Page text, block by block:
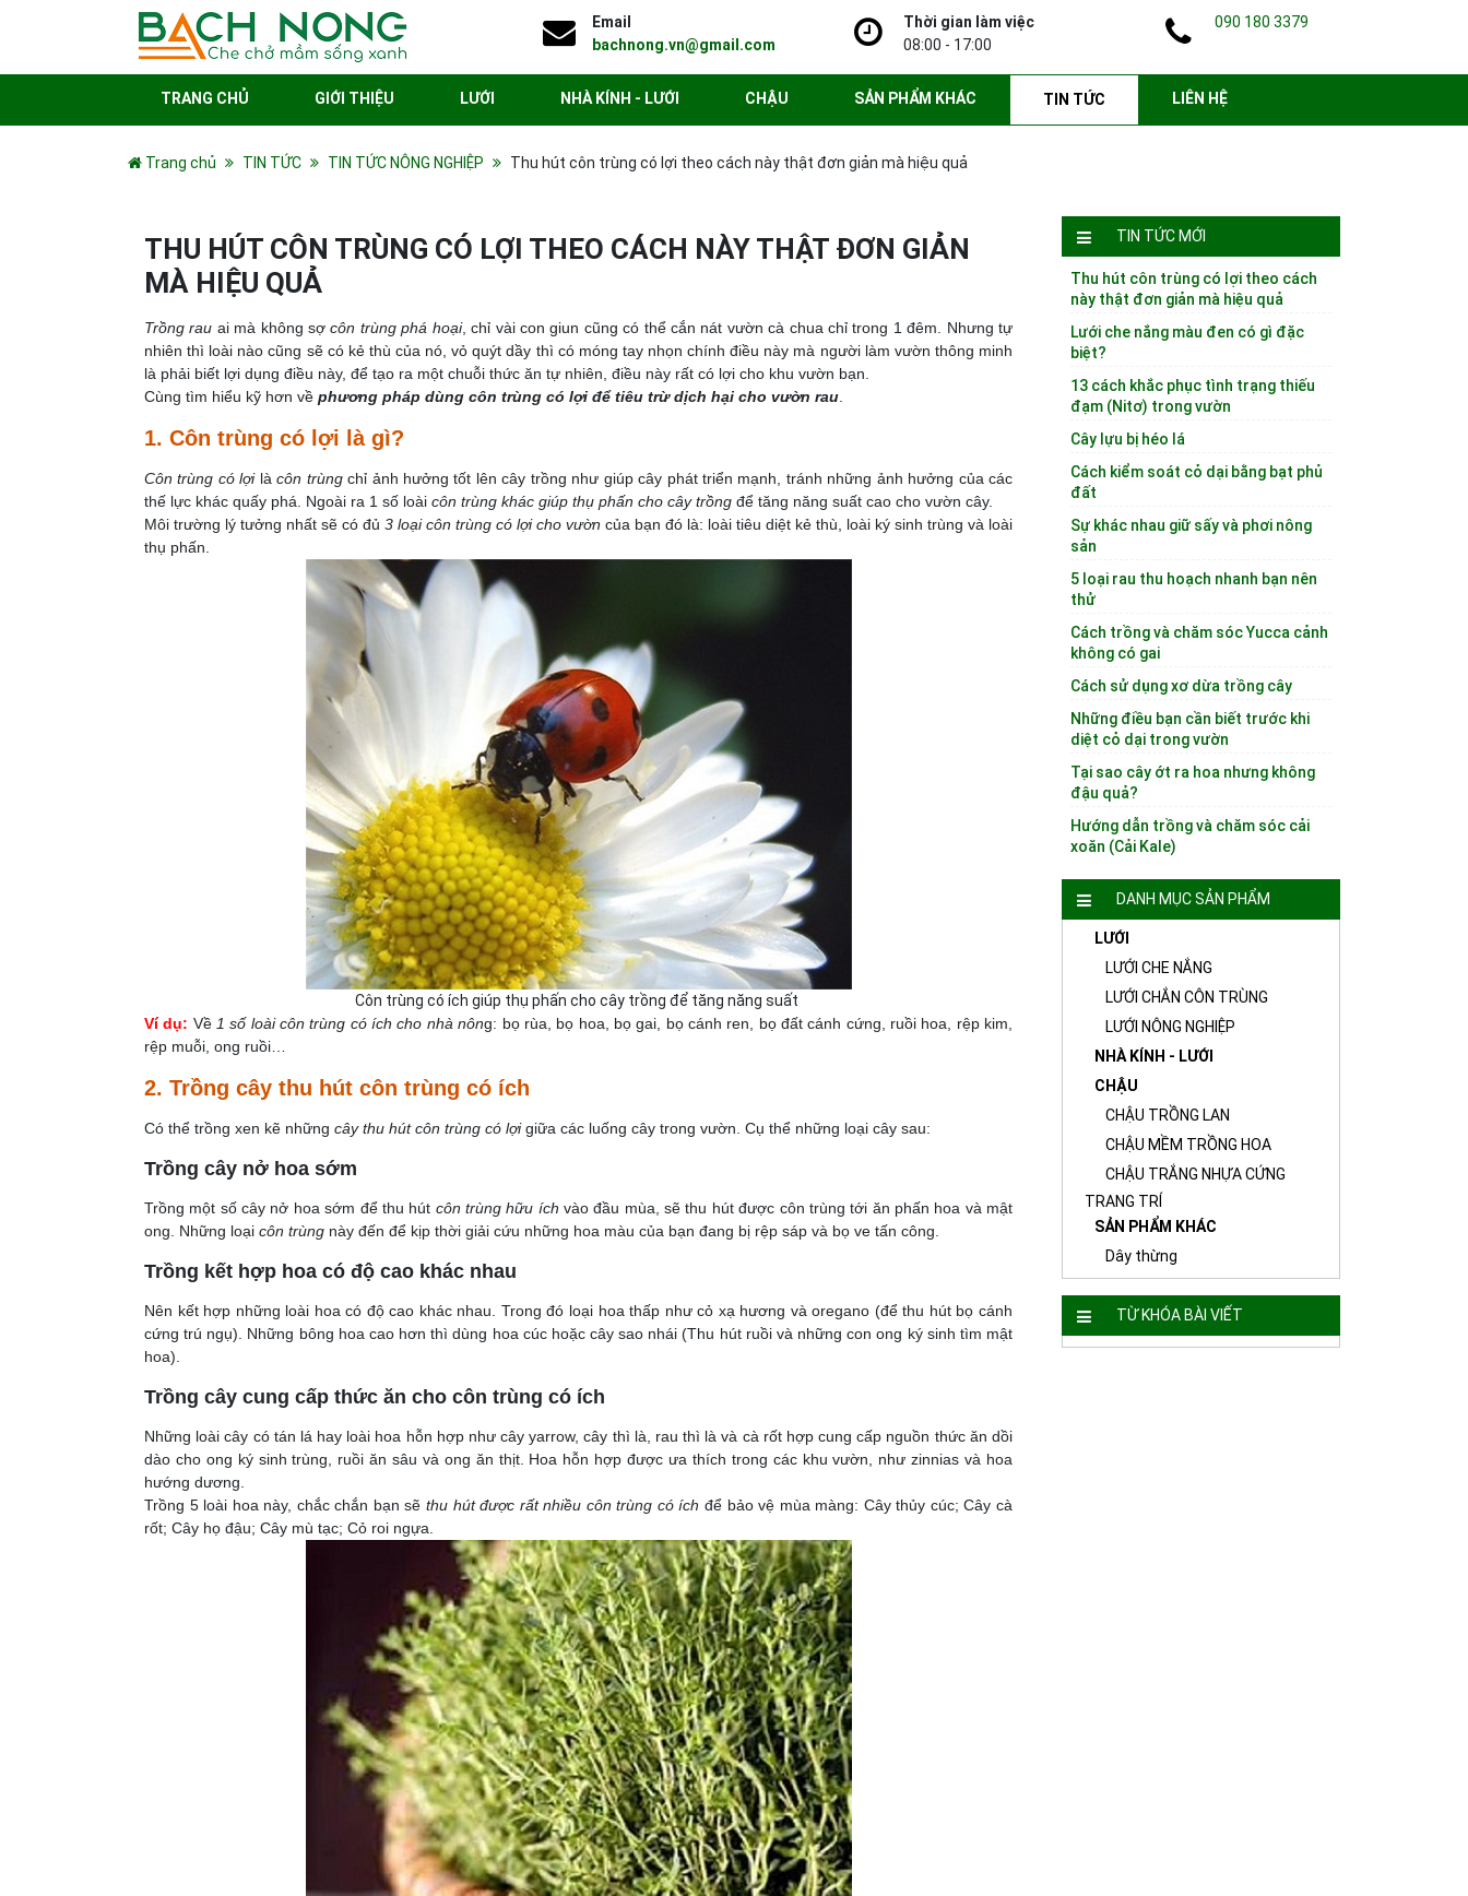
Email
bachnong.vn@gmail.com
Thời gian làm việc
08:00 - 17:00
090 180 3379
TRANG CHỦ GIỚI THIỆU LƯỚI NHÀ KÍNH - LƯỚI CHẬU SẢN PHẨM KHÁC TIN TỨC LIÊN HỆ
Trang chủ TIN TỨC TIN TỨC NÔNG NGHIỆP Thu hút côn trùng có lợi theo cách này thật đơn giản mà hiệu quả
THU HÚT CÔN TRÙNG CÓ LỢI THEO CÁCH NÀY THẬT ĐƠN GIẢN
MÀ HIỆU QUẢ
Trồng rau ai mà không sợcôn trùng phá hoại, chỉ vài con giun cũng có thể cắn nát vườn cà chua chỉ trong 1 đêm. Nhưng tự
nhiên thì loài nào cũng sẽ có kẻ thù của nó, vỏ quýt dầy thì có móng tay nhọn chính điều này mà người làm vườn thông minh
là phải biết lợi dụng điều này, để tạo ra một chuỗi thức ăn tự nhiên, điều này rất có lợi cho khu vườn bạn.
Cùng tìm hiểu kỹ hơn về phương pháp dùng côn trùng có lợi để tiêu trừ dịch hại cho vườn rau
1. Côn trùng có lợi là gì?
Côn trùng có lợilàcôn trùngchỉ ảnh hưởng tốt lên cây trồng như giúp cây phát triển mạnh, tránh những ảnh hưởng của các
thế lực khác quấy phá. Ngoài ra 1 số loài côn trùng khác giúp thụ phấn cho cây trồng để tăng năng suất cao cho vườn cây.
Môi trường lý tưởng nhất sẽ có đủ 3 loại côn trùng có lợi cho vườn của bạn đó là: loài tiêu diệt kẻ thù, loài ký sinh trùng và loài
thụ phấn.
Côn trùng có ích giúp thụ phấn cho cây trồng để tăng năng suất
Ví dụ: Về 1 số loài côn trùng có ích cho nhà nông: bọ rùa, bọ hoa, bọ gai, bọ cánh ren, bọ đất cánh cứng, ruồi hoa, rệp kim,
rệp muỗi, ong ruồi…
2. Trồng cây thu hút côn trùng có ích
Có thể trồng xen kẽ những cây thu hút côn trùng có lợigiữa các luống cây trong vườn. Cụ thể những loại cây sau:
Trồng cây nở hoa sớm
Trồng một số cây nở hoa sớm để thu hút côn trùng hữu ích vào đầu mùa, sẽ thu hút được côn trùng tới ăn phấn hoa và mật
ong. Những loại côn trùng này đến để kịp thời giải cứu những hoa màu của bạn đang bị rệp sáp và bọ ve tấn công.
Trồng kết hợp hoa có độ cao khác nhau
Nên kết hợp những loài hoa có độ cao khác nhau. Trong đó loại hoa thấp như cỏ xạ hương và oregano (để thu hút bọ cánh
cứng trú ngụ). Những bông hoa cao hơn thì dùng hoa cúc hoặc cây sao nhái (Thu hút ruồi và những con ong ký sinh tìm mật
hoa).
Trồng cây cung cấp thức ăn cho côn trùng có ích
Những loài cây có tán lá hay loài hoa hỗn hợp như cây yarrow, cây thì là, rau thì là và cà rốt hợp cung cấp nguồn thức ăn dồi
dào cho ong ký sinh trùng, ruồi ăn sâu và ong ăn thịt. Hoa hỗn hợp được ưa thích trong các khu vườn, như zinnias và hoa
hướng dương.
Trồng 5 loài hoa này, chắc chắn bạn sẽ thu hút được rất nhiều côn trùng có ích để bảo vệ mùa màng: Cây thủy cúc; Cây cà
rốt; Cây họ đậu; Cây mù tạc; Cỏ roi ngựa.
TIN TỨC MỚI
Thu hút côn trùng có lợi theo cách
này thật đơn giản mà hiệu quả
Lưới che nắng màu đen có gì đặc
biệt?
13 cách khắc phục tình trạng thiếu
đạm (Nitơ) trong vườn
Cây lựu bị héo lá
Cách kiểm soát cỏ dại bằng bạt phủ
đất
Sự khác nhau giữ sấy và phơi nông
sản
5 loại rau thu hoạch nhanh bạn nên
thử
Cách trồng và chăm sóc Yucca cảnh
không có gai
Cách sử dụng xơ dừa trồng cây
Những điều bạn cần biết trước khi
diệt cỏ dại trong vườn
Tại sao cây ớt ra hoa nhưng không
đậu quả?
Hướng dẫn trồng và chăm sóc cải
xoăn (Cải Kale)
DANH MỤC SẢN PHẨM
LƯỚI
LƯỚI CHE NẮNG
LƯỚI CHẮN CÔN TRÙNG
LƯỚI NÔNG NGHIỆP
NHÀ KÍNH - LƯỚI
CHẬU
CHẬU TRỒNG LAN
CHẬU MỀM TRỒNG HOA
CHẬU TRẮNG NHỰA CỨNG
TRANG TRÍ
SẢN PHẨM KHÁC
Dây thừng
TỪ KHÓA BÀI VIẾT